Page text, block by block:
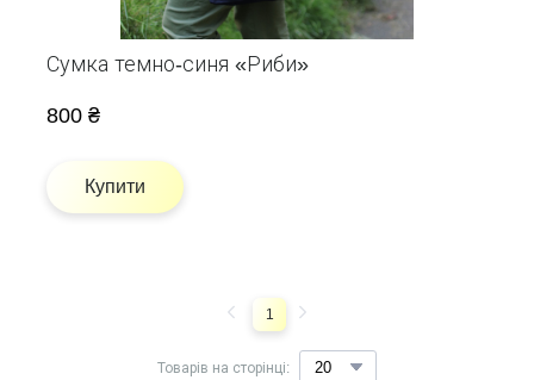
Сумка темно-синя «Риби»
800 ₴
Купити
Товарів на сторінці:
1